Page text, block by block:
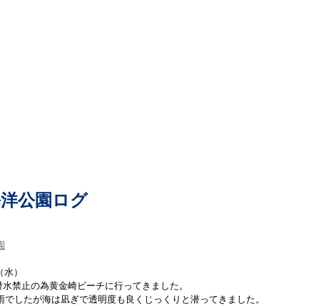
公園ログ
）
禁止の為黄金崎ビーチに行ってきました。
でしたが海は凪ぎで透明度も良くじっくりと潜ってきました。